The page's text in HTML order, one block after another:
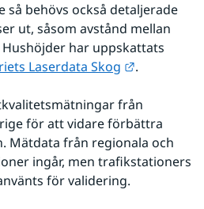
så behövs också detaljerade
ut, såsom avstånd mellan
har uppskattats
Laserdata Skog Länk till
.
från
för att vidare förbättra
Mätdata från regionala och
ingår, men trafikstationers
för validering.